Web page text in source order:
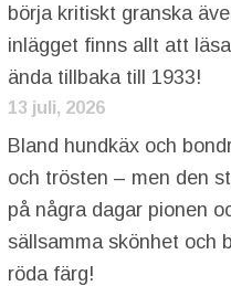
börja kritiskt granska
inlägget finns allt att
ända tillbaka till 1933!
13 juli, 2026
Bland hundkäx och
och trösten – men den
på några dagar pionen
sällsamma skönhet och
röda färg!